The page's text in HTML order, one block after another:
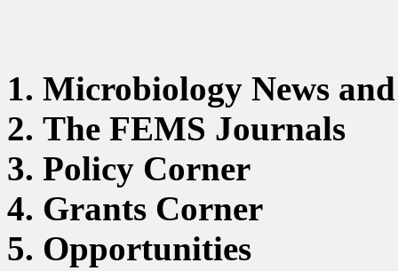
1. Microbiology News
2. The FEMS Journals
3. Policy Corner
4. Grants Corner
5. Opportunities